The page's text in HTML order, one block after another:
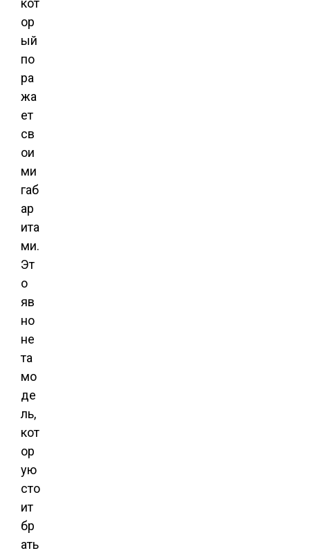
кот
ор
ый
по
ра
жа
ет
св
ои
ми
габ
ар
ита
ми.
Эт
о
яв
но
не
та
мо
де
ль,
кот
ор
ую
сто
ит
бр
ать